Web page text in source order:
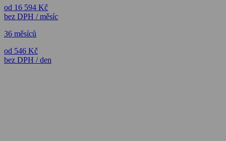
od 16 594 Kč
bez DPH / měsíc
36 měsíců
od 546 Kč
bez DPH / den